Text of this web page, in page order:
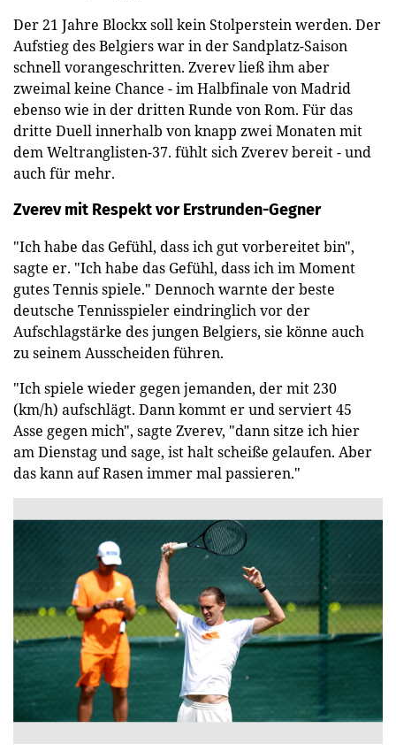
Der 21 Jahre Blockx soll kein Stolperstein werden. Der
Aufstieg des Belgiers war in der Sandplatz-Saison
schnell vorangeschritten. Zverev ließ ihm aber
zweimal keine Chance - im Halbfinale von Madrid
ebenso wie in der dritten Runde von Rom. Für das
dritte Duell innerhalb von knapp zwei Monaten mit
dem Weltranglisten-37. fühlt sich Zverev bereit - und
auch für mehr.
Zverev mit Respekt vor Erstrunden-Gegner
"Ich habe das Gefühl, dass ich gut vorbereitet bin",
sagte er. "Ich habe das Gefühl, dass ich im Moment
gutes Tennis spiele." Dennoch warnte der beste
deutsche Tennisspieler eindringlich vor der
Aufschlagstärke des jungen Belgiers, sie könne auch
zu seinem Ausscheiden führen.
"Ich spiele wieder gegen jemanden, der mit 230
(km/h) aufschlägt. Dann kommt er und serviert 45
Asse gegen mich", sagte Zverev, "dann sitze ich hier
am Dienstag und sage, ist halt scheiße gelaufen. Aber
das kann auf Rasen immer mal passieren."